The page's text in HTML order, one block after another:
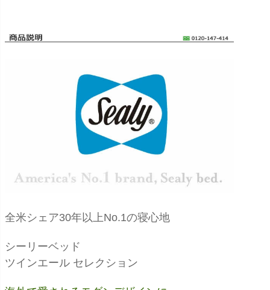
全米シェア30年以上No.1の寝心地
シーリーベッド
ツインエール セレクション